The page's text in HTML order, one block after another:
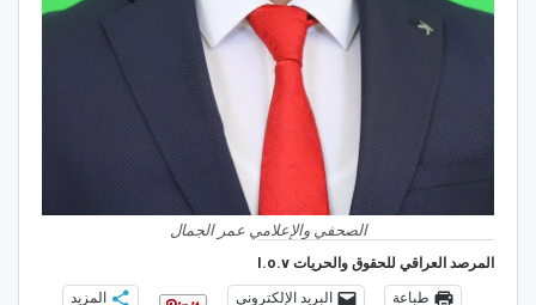
الصحفي والإعلامي عمر الجمال
المرصد العراقي للحقوق والحريات I.o.v
طباعة البريد الإلكتروني المزيد